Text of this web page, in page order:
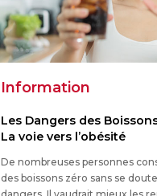
Information
Les Dangers des
La voie vers l’obésité
De nombreuses personnes
des boissons zéro sans se